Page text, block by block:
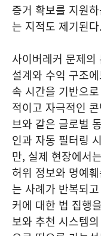
증거 확보를 지원
는 지적도 제기된다.
사이버레커 문제
설계와 수익 구조
속 시간을 기반으
적이고 자극적인
브와 같은 글로벌
인과 자동 필터링
만, 실제 현장에서
허위 정보와 명예
는 사례가 반복되
커에 대한 법 집행
보와 추천 시스템